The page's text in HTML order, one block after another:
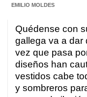
EMILIO MOLDES
Quédense con
gallega va a dar
vez que pasa
diseños han
vestidos cabe
y sombreros